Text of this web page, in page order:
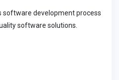
software development process
software solutions.